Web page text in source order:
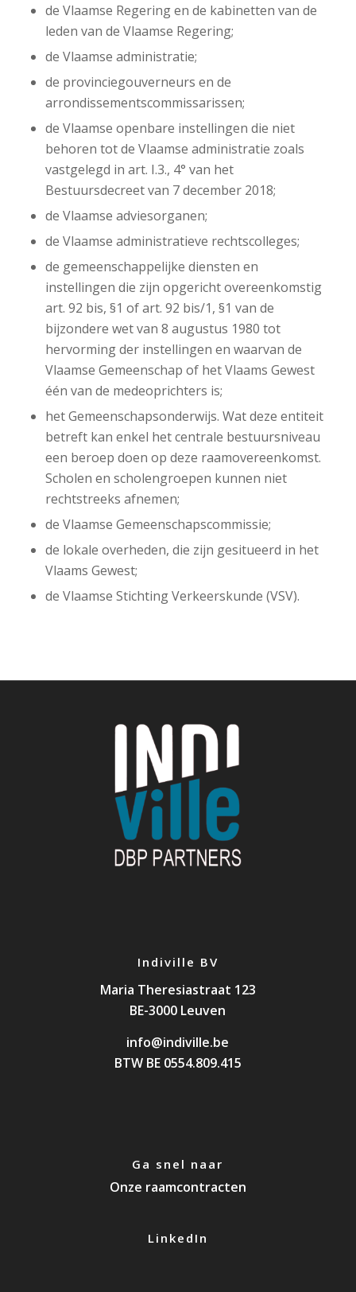
de Vlaamse Regering en de kabinetten van de
leden van de Vlaamse Regering;
de Vlaamse administratie;
de provinciegouverneurs en de
arrondissementscommissarissen;
de Vlaamse openbare instellingen die niet
behoren tot de Vlaamse administratie zoals
vastgelegd in art. I.3., 4° van het
Bestuursdecreet van 7 december 2018;
de Vlaamse adviesorganen;
de Vlaamse administratieve rechtscolleges;
de gemeenschappelijke diensten en
instellingen die zijn opgericht overeenkomstig
art. 92 bis, §1 of art. 92 bis/1, §1 van de
bijzondere wet van 8 augustus 1980 tot
hervorming der instellingen en waarvan de
Vlaamse Gemeenschap of het Vlaams Gewest
één van de medeoprichters is;
het Gemeenschapsonderwijs. Wat deze entiteit
betreft kan enkel het centrale bestuursniveau
een beroep doen op deze raamovereenkomst.
Scholen en scholengroepen kunnen niet
rechtstreeks afnemen;
de Vlaamse Gemeenschapscommissie;
de lokale overheden, die zijn gesitueerd in het
Vlaams Gewest;
de Vlaamse Stichting Verkeerskunde (VSV).
Indiville BV
Maria Theresiastraat 123
BE-3000 Leuven
info@indiville.be
BTW BE 0554.809.415
Ga snel naar
Onze raamcontracten
LinkedIn